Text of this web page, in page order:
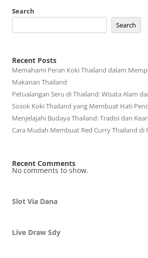
Search
Search
Recent Posts
Memahami Peran Koki Thailand dalam
Makanan Thailand
Petualangan Seru di Thailand: Wisata Alam
Sosok Koki Thailand yang Membuat Hati
Menjelajahi Budaya Thailand: Tradisi dan
Cara Mudah Membuat Red Curry Thailand di
Recent Comments
No comments to show.
Slot Via Dana
Live Draw Sdy